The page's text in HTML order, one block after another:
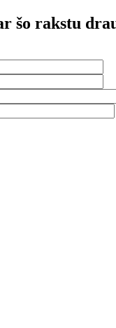
šo rakstu